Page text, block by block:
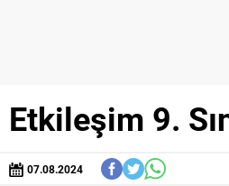
Etkileşim 9.
07.08.2024